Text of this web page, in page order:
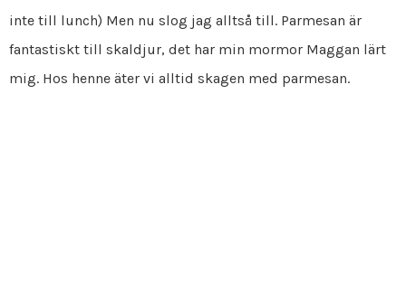
inte till lunch) Men nu slog jag alltså till. Parmesan är
fantastiskt till skaldjur, det har min mormor Maggan lärt
mig. Hos henne äter vi alltid skagen med parmesan.